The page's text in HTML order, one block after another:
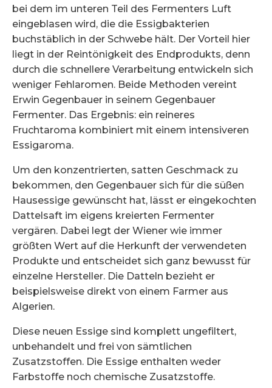
bei dem im unteren Teil des Fermenters Luft
eingeblasen wird, die die Essigbakterien
buchstäblich in der Schwebe hält. Der Vorteil hier
liegt in der Reintönigkeit des Endprodukts, denn
durch die schnellere Verarbeitung entwickeln sich
weniger Fehlaromen. Beide Methoden vereint
Erwin Gegenbauer in seinem Gegenbauer
Fermenter. Das Ergebnis: ein reineres
Fruchtaroma kombiniert mit einem intensiveren
Essigaroma.
Um den konzentrierten, satten Geschmack zu
bekommen, den Gegenbauer sich für die süßen
Hausessige gewünscht hat, lässt er eingekochten
Dattelsaft im eigens kreierten Fermenter
vergären. Dabei legt der Wiener wie immer
größten Wert auf die Herkunft der verwendeten
Produkte und entscheidet sich ganz bewusst für
einzelne Hersteller. Die Datteln bezieht er
beispielsweise direkt von einem Farmer aus
Algerien.
Diese neuen Essige sind komplett ungefiltert,
unbehandelt und frei von sämtlichen
Zusatzstoffen. Die Essige enthalten weder
Farbstoffe noch chemische Zusatzstoffe.